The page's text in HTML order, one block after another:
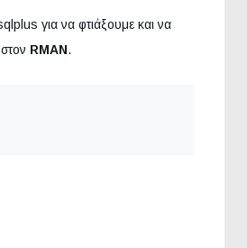
για να φτιάξουμε και να
RMAN.